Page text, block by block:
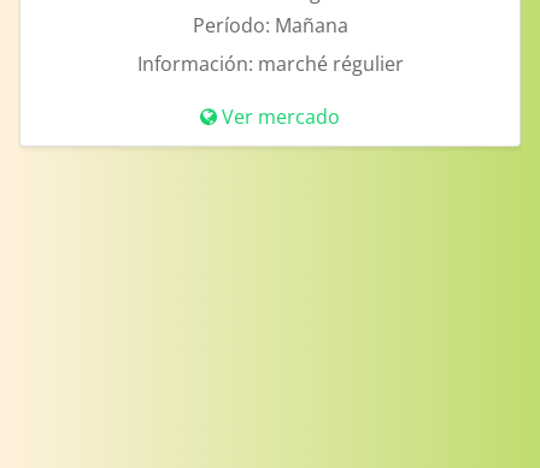
Período: Mañana
Información: marché régulier
Ver mercado